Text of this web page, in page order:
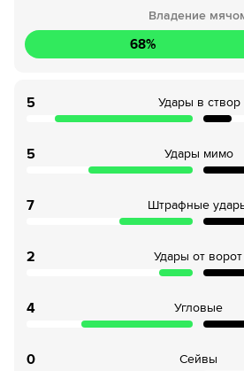
Владение
68%
5 Удары в створ
5 Удары мимо
7 Штрафные
2 Удары от ворот
4 Угловые
0 Сейвы